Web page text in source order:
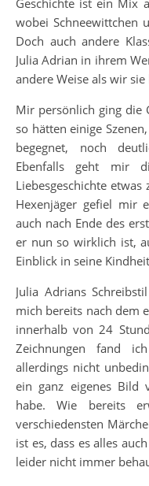
Geschichte ist ein Mix
wobei Schneewittchen
Doch auch andere
Julia Adrian in ihrem
andere Weise als wir
Mir persönlich ging die
so hätten einige
begegnet, noch
Ebenfalls geht mir
Liebesgeschichte
Hexenjäger gefiel mir
auch nach Ende des
er nun so wirklich ist,
Einblick in seine
Julia Adrians
mich bereits nach dem
innerhalb von 24
Zeichnungen fand
allerdings nicht
ein ganz eigenes Bild
habe. Wie bereits
verschiedensten
ist es, dass es alles
leider nicht immer